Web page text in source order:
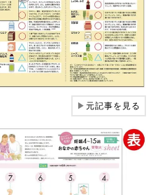
▶元記事を見る